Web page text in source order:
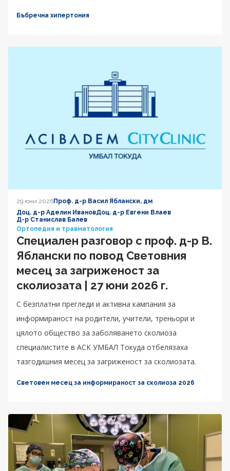
Бъбречна хипертония
29 юни 2026Проф. д-р Васил Яблански, дм
Доц. д-р Аделин ИвановДоц. д-р Евгени Влаев
Д-р Станислав Балев
Ортопедия и травматология
Специален разговор с проф. д-р В.
Яблански по повод Световния
месец за загриженост за
сколиозата | 27 юни 2026 г.
С безплатни прегледи и активна кампания за
информираност на родители, учители, треньори и
цялото общество за заболяването сколиоза
специалистите в АСК УМБАЛ Токуда отбелязаха
тазгодишния месец за загриженост за сколиозата.
Световен месец за информираност за сколиоза 2026